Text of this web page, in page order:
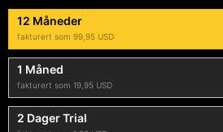
12 Måneder
fakturert som 99,95 USD
1 Måned
fakturert som 19,95 USD
2 Dager Trial